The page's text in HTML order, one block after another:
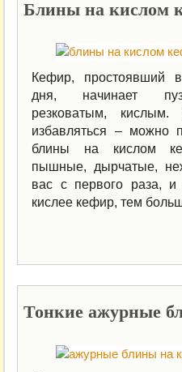
Блины на кислом
Кефир, простоявший
дня, начинает
резковатым,
избавляться – можно
блины на кислом
пышные, дырчатые,
вас с первого раза,
кислее кефир, тем
Тонкие ажурные